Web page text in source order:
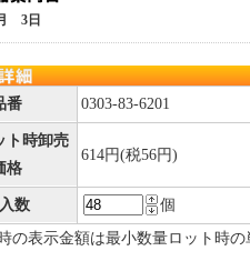
3日
番 0303-83-6201
ト時卸売
格
614円(税56円)
数
個
の表示金額は最小数量ロット時の